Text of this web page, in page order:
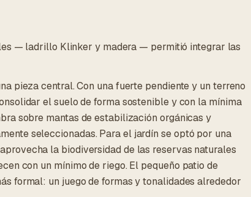
— ladrillo Klinker y madera — permitió integrar las
pieza central. Con una fuerte pendiente y un terreno
el suelo de forma sostenible y con la mínima
sobre mantas de estabilización orgánicas y
seleccionadas. Para el jardín se optó por una
la biodiversidad de las reservas naturales
con un mínimo de riego. El pequeño patio de
formal: un juego de formas y tonalidades alrededor